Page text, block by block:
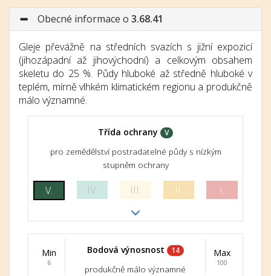
Obecné informace o 3.68.41
Gleje převážně na středních svazích s jižní expozicí
(jihozápadní až jihovýchodní) a celkovým obsahem
skeletu do 25 %. Půdy hluboké až středně hluboké v
teplém, mírně vlhkém klimatickém regionu a produkčně
málo významné.
Třída ochrany V
pro zemědělství postradatelné půdy s nízkým
stupněm ochrany
V. IV. III. II. I.
Min
6
Bodová výnosnost 14
produkčně málo významné
Max
100